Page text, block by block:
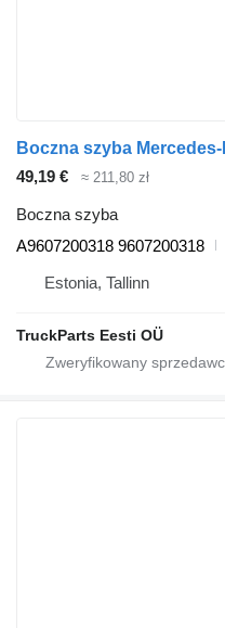
49,19 € ≈ 211,80 zł
Boczna szyba
A9607200318 9607200318
Estonia, Tallinn
TruckParts Eesti OÜ